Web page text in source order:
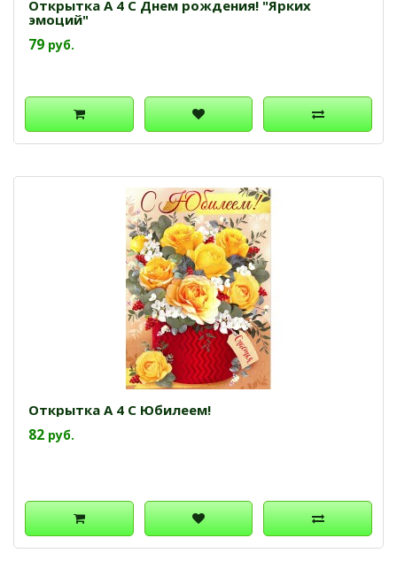
Открытка А 4 С Днем рождения! "Ярких
эмоций"
79 руб.
Открытка А 4 С Юбилеем!
82 руб.